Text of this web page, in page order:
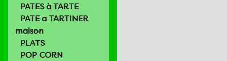
PATES à TARTE
PATE a TARTINER
maison
PLATS
POP CORN